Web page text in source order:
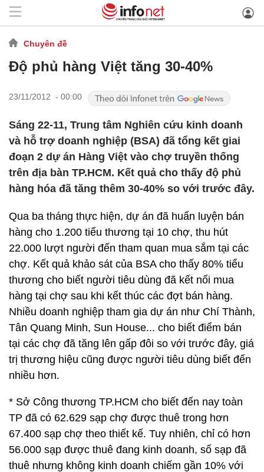
Chuyên đề
Độ phủ hàng Việt tăng 30-40%
23/11/2012 - 00:00
Sáng 22-11, Trung tâm Nghiên cứu kinh doanh
và hỗ trợ doanh nghiệp (BSA) đã tổng kết giai
đoạn 2 dự án Hàng Việt vào chợ truyền thống
trên địa bàn TP.HCM. Kết quả cho thấy độ phủ
hàng hóa đã tăng thêm 30-40% so với trước đây.
Qua ba tháng thực hiện, dự án đã huấn luyện bán
hàng cho 1.200 tiểu thương tại 10 chợ, thu hút
22.000 lượt người đến tham quan mua sắm tại các
chợ. Kết quả khảo sát của BSA cho thấy 80% tiểu
thương cho biết người tiêu dùng đã kết nối mua
hàng tại chợ sau khi kết thúc các đợt bán hàng.
Nhiều doanh nghiệp tham gia dự án như Chí Thành,
Tân Quang Minh, Sun House... cho biết điểm bán
tại các chợ đã tăng lên gấp đôi so với trước đây, giá
trị thương hiệu cũng được người tiêu dùng biết đến
nhiều hơn.
* Sở Công thương TP.HCM cho biết đến nay toàn
TP đã có 62.629 sạp chợ được thuê trong hơn
67.400 sạp chợ theo thiết kế. Tuy nhiên, chỉ có hơn
56.000 sạp được thuê đang kinh doanh, số sạp đã
thuê nhưng không kinh doanh chiếm gần 10% với